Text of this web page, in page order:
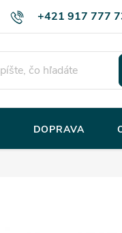
+421 917 777
DOPRAVA